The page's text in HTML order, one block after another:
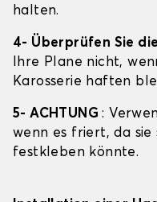
halten.
4- Überprüfen Sie
Ihre Plane nicht,
Karosserie haften
5- ACHTUNG:
wenn es friert, da sie
festkleben könnte.